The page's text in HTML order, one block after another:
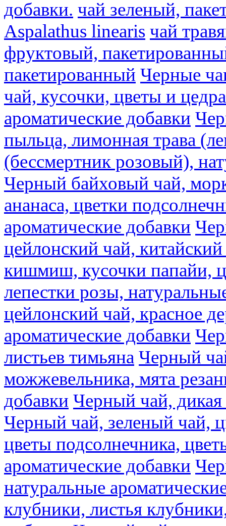
добавки. чай зеленый,
Aspalathus linearis чай
фруктовый,
пакетированный Черные
чай, кусочки, цветы и
ароматические добавки
пыльца, лимонная трава
(бессмертник розовый),
Черный байховый чай,
ананаса, цветки
ароматические добавки
цейлонский чай,
кишмиш, кусочки папайи,
лепестки розы,
цейлонский чай, красное
ароматические добавки
листьев тимьяна Черный
можжевельника, мята
добавки Черный чай,
Черный чай, зеленый чай,
цветы подсолнечника,
ароматические добавки
натуральные
клубники, листья